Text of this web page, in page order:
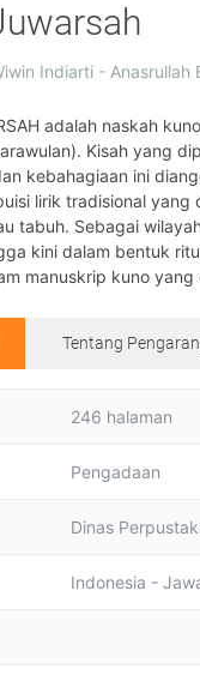
Indiarti - Anasrullah
adalah naskah
Kisah yang
kebahagiaan ini
lirik tradisional
tabuh. Sebagai
kini dalam bentuk
manuskrip kuno
Tentang
246 halaman
Pengadaan
Dinas
Indonesia -